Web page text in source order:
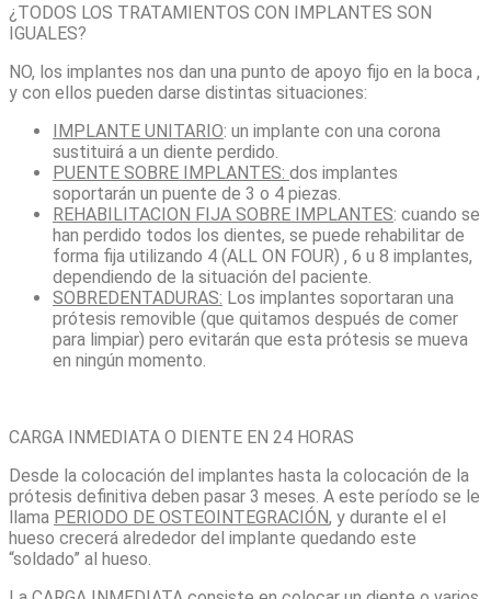
¿TODOS LOS TRATAMIENTOS CON IMPLANTES SON
IGUALES?
NO, los implantes nos dan una punto de apoyo fijo en la boca ,
y con ellos pueden darse distintas situaciones:
IMPLANTE UNITARIO: un implante con una corona
sustituirá a un diente perdido.
PUENTE SOBRE IMPLANTES: dos implantes
soportarán un puente de 3 o 4 piezas.
REHABILITACION FIJA SOBRE IMPLANTES: cuando se
han perdido todos los dientes, se puede rehabilitar de
forma fija utilizando 4 (ALL ON FOUR) , 6 u 8 implantes,
dependiendo de la situación del paciente.
SOBREDENTADURAS: Los implantes soportaran una
prótesis removible (que quitamos después de comer
para limpiar) pero evitarán que esta prótesis se mueva
en ningún momento.
CARGA INMEDIATA O DIENTE EN 24 HORAS
Desde la colocación del implantes hasta la colocación de la
prótesis definitiva deben pasar 3 meses. A este período se le
llama PERIODO DE OSTEOINTEGRACIÓN, y durante el el
hueso crecerá alrededor del implante quedando este
“soldado” al hueso.